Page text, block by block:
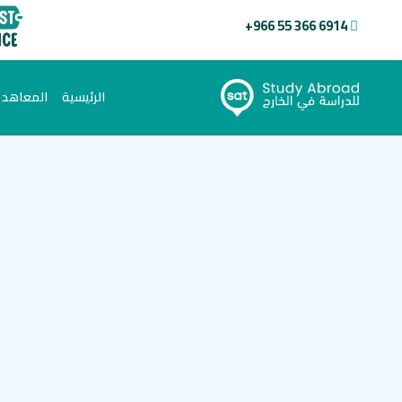
+966 55 366 6914
الرئيسية(current) المعاهد